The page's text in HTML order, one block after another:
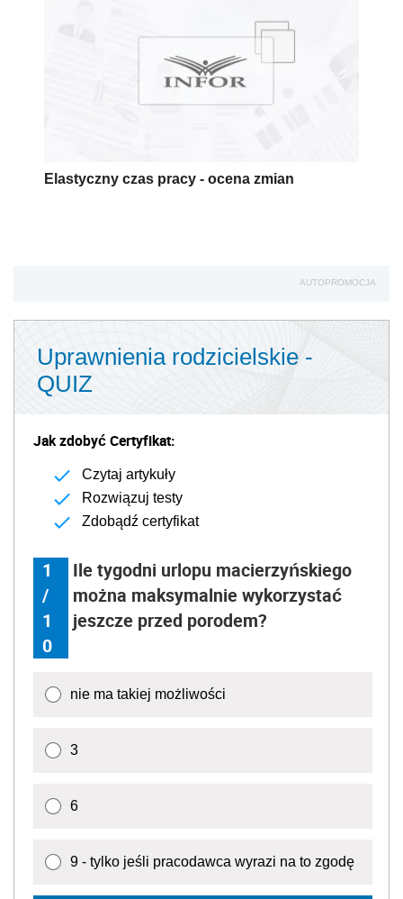
Elastyczny czas pracy - ocena zmian
AUTOPROMOCJA
Uprawnienia rodzicielskie -
QUIZ
Jak zdobyć Certyfikat:
Czytaj artykuły
Rozwiązuj testy
Zdobądź certyfikat
1
/
1
0
Ile tygodni urlopu macierzyńskiego
można maksymalnie wykorzystać
jeszcze przed porodem?
nie ma takiej możliwości
3
6
9 - tylko jeśli pracodawca wyrazi na to zgodę